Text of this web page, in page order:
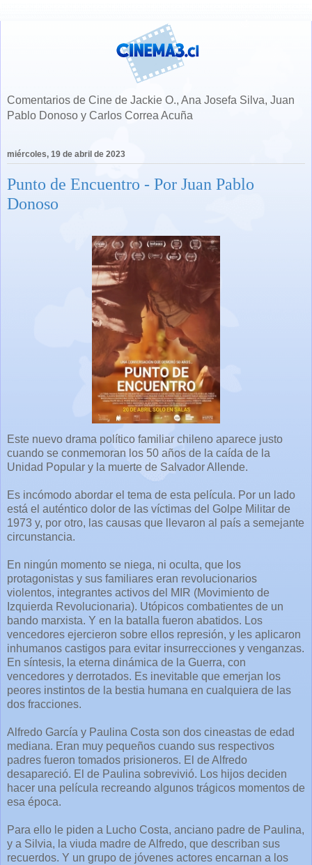
Comentarios de Cine de Jackie O., Ana Josefa Silva, Juan
Pablo Donoso y Carlos Correa Acuña
miércoles, 19 de abril de 2023
Punto de Encuentro - Por Juan Pablo
Donoso
Este nuevo drama político familiar chileno aparece justo
cuando se conmemoran los 50 años de la caída de la
Unidad Popular y la muerte de Salvador Allende.
Es incómodo abordar el tema de esta película. Por un lado
está el auténtico dolor de las víctimas del Golpe Militar de
1973 y, por otro, las causas que llevaron al país a semejante
circunstancia.
En ningún momento se niega, ni oculta, que los
protagonistas y sus familiares eran revolucionarios
violentos, integrantes activos del MIR (Movimiento de
Izquierda Revolucionaria). Utópicos combatientes de un
bando marxista. Y en la batalla fueron abatidos. Los
vencedores ejercieron sobre ellos represión, y les aplicaron
inhumanos castigos para evitar insurrecciones y venganzas.
En síntesis, la eterna dinámica de la Guerra, con
vencedores y derrotados. Es inevitable que emerjan los
peores instintos de la bestia humana en cualquiera de las
dos fracciones.
Alfredo García y Paulina Costa son dos cineastas de edad
mediana. Eran muy pequeños cuando sus respectivos
padres fueron tomados prisioneros. El de Alfredo
desapareció. El de Paulina sobrevivió. Los hijos deciden
hacer una película recreando algunos trágicos momentos de
esa época.
Para ello le piden a Lucho Costa, anciano padre de Paulina,
y a Silvia, la viuda madre de Alfredo, que describan sus
recuerdos. Y un grupo de jóvenes actores encarnan a los